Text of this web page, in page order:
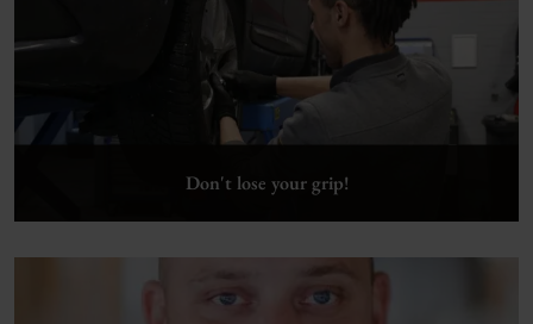
Don't lose your grip!
Lees verder